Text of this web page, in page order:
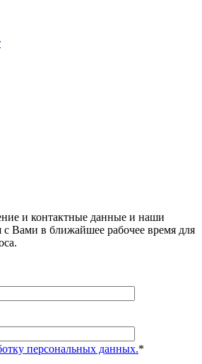
и контактные данные и наши
с Вами в ближайшее рабочее время для
персональных данных.*